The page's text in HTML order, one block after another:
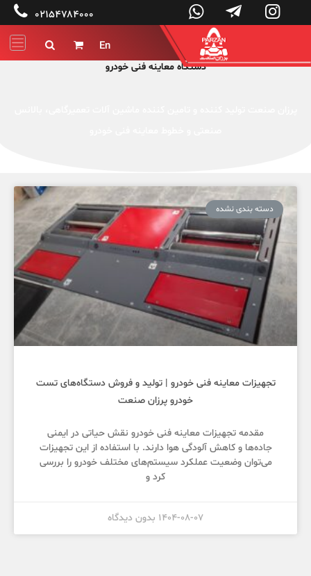



 ۰۲۱۵۴۷۸۴۰۰۰
En


دستگاه معاینه فنی خودرو
دسته بندی نشده
تجهیزات معاینه فنی خودرو | تولید و فروش دستگاه‌های تست
خودرو پرزان صنعت
مقدمه تجهیزات معاینه فنی خودرو نقش حیاتی در ایمنی
جاده‌ها و کاهش آلودگی هوا دارند. با استفاده از این تجهیزات
می‌توان وضعیت عملکرد سیستم‌های مختلف خودرو را بررسی
کرد و
1404-08-07 بدون دیدگاه